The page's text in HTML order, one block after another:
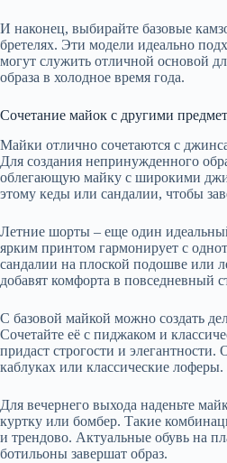
И наконец, выбирайте базовые
бретелях. Эти модели идеально
могут служить отличной основой
образа в холодное время года.
Сочетание майок с другими
Майки отлично сочетаются с
Для создания непринужденного
облегающую майку с широкими
этому кеды или сандалии, чтобы
Летние шорты – еще один
ярким принтом гармонирует с
сандалии на плоской подошве или
добавят комфорта в повседневный
С базовой майкой можно создать
Сочетайте её с пиджаком и
придаст строгости и элегантности.
каблуках или классические лоферы.
Для вечернего выхода наденьте
куртку или бомбер. Такие
и трендово. Актуальные обувь на
ботильоны завершат образ.